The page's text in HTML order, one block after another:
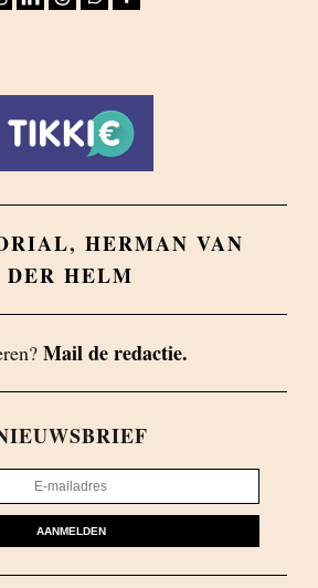
, HERMAN VAN
DER HELM
Mail de redactie.
AANMELDEN